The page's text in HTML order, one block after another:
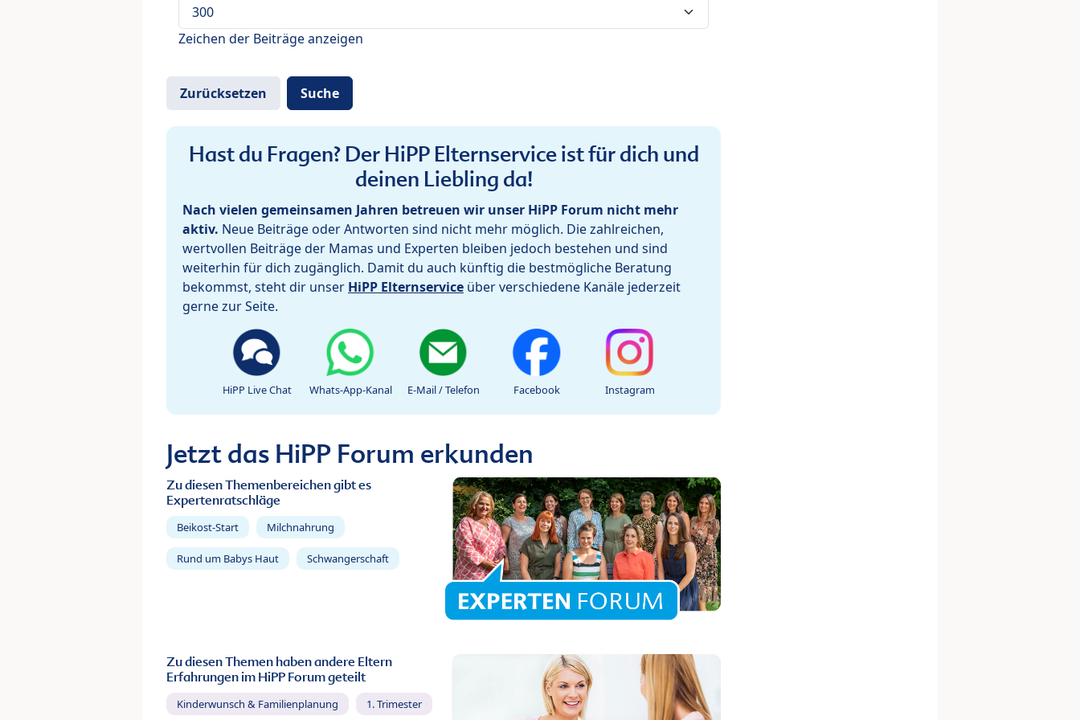
Zeichen der Beiträge anzeigen
Hast du Fragen? Der HiPP Elternservice ist für dich und
deinen Liebling da!
Nach vielen gemeinsamen Jahren betreuen wir unser HiPP Forum nicht mehr
aktiv. Neue Beiträge oder Antworten sind nicht mehr möglich. Die zahlreichen,
wertvollen Beiträge der Mamas und Experten bleiben jedoch bestehen und sind
weiterhin für dich zugänglich. Damit du auch künftig die bestmögliche Beratung
bekommst, steht dir unser HiPP Elternservice über verschiedene Kanäle jederzeit
gerne zur Seite.
HiPP Live Chat Whats-App-Kanal E-Mail / Telefon Facebook Instagram
Jetzt das HiPP Forum erkunden
Zu diesen Themenbereichen gibt es
Expertenratschläge
Beikost-Start Milchnahrung
Rund um Babys Haut Schwangerschaft
Zu diesen Themen haben andere Eltern
Erfahrungen im HiPP Forum geteilt
Kinderwunsch & Familienplanung 1. Trimester